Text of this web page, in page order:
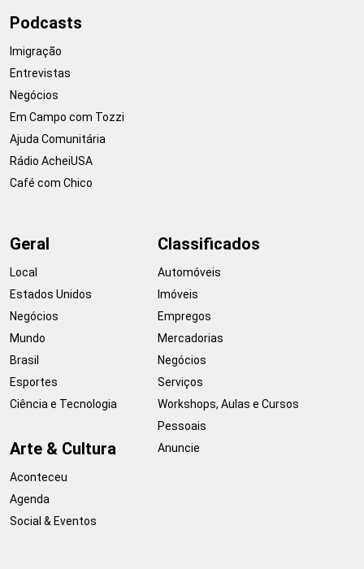
Podcasts
Imigração
Entrevistas
Negócios
Em Campo com Tozzi
Ajuda Comunitária
Rádio AcheiUSA
Café com Chico
Geral
Local
Estados Unidos
Negócios
Mundo
Brasil
Esportes
Ciência e Tecnologia
Arte & Cultura
Aconteceu
Agenda
Social & Eventos
Classificados
Automóveis
Imóveis
Empregos
Mercadorias
Negócios
Serviços
Workshops, Aulas e Cursos
Pessoais
Anuncie